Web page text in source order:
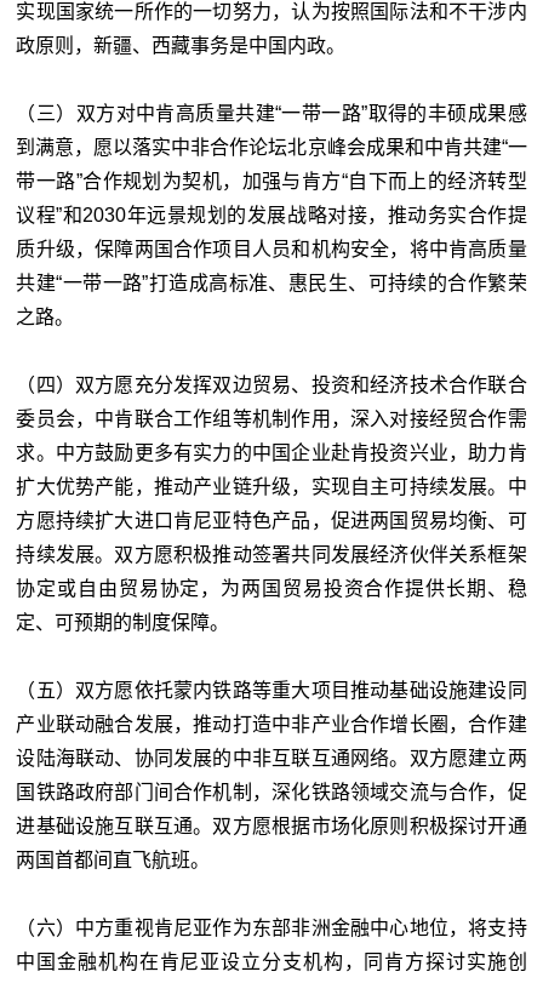
实现国家统一所作的一切努力，认为按照国际法和不干涉内
政原则，新疆、西藏事务是中国内政。
（三）双方对中肯高质量共建“一带一路”取得的丰硕成果感
到满意，愿以落实中非合作论坛北京峰会成果和中肯共建“一
带一路”合作规划为契机，加强与肯方“自下而上的经济转型
议程”和2030年远景规划的发展战略对接，推动务实合作提
质升级，保障两国合作项目人员和机构安全，将中肯高质量
共建“一带一路”打造成高标准、惠民生、可持续的合作繁荣
之路。
（四）双方愿充分发挥双边贸易、投资和经济技术合作联合
委员会，中肯联合工作组等机制作用，深入对接经贸合作需
求。中方鼓励更多有实力的中国企业赴肯投资兴业，助力肯
扩大优势产能，推动产业链升级，实现自主可持续发展。中
方愿持续扩大进口肯尼亚特色产品，促进两国贸易均衡、可
持续发展。双方愿积极推动签署共同发展经济伙伴关系框架
协定或自由贸易协定，为两国贸易投资合作提供长期、稳
定、可预期的制度保障。
（五）双方愿依托蒙内铁路等重大项目推动基础设施建设同
产业联动融合发展，推动打造中非产业合作增长圈，合作建
设陆海联动、协同发展的中非互联互通网络。双方愿建立两
国铁路政府部门间合作机制，深化铁路领域交流与合作，促
进基础设施互联互通。双方愿根据市场化原则积极探讨开通
两国首都间直飞航班。
（六）中方重视肯尼亚作为东部非洲金融中心地位，将支持
中国金融机构在肯尼亚设立分支机构，同肯方探讨实施创